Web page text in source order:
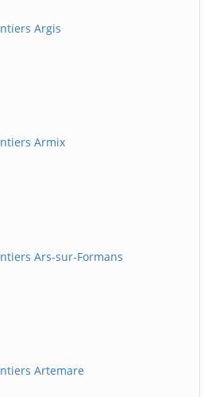
Argis
Armix
Ars-sur-Formans
Artemare